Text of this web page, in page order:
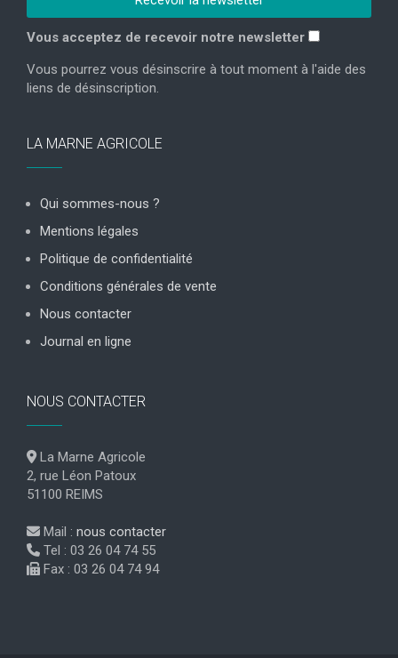
Vous acceptez de recevoir notre newsletter
Vous pourrez vous désinscrire à tout moment à l'aide des
liens de désinscription.
LA MARNE AGRICOLE
Qui sommes-nous ?
Mentions légales
Politique de confidentialité
Conditions générales de vente
Nous contacter
Journal en ligne
NOUS CONTACTER
La Marne Agricole
2, rue Léon Patoux
51100 REIMS
Mail : nous contacter
Tel : 03 26 04 74 55
Fax : 03 26 04 74 94